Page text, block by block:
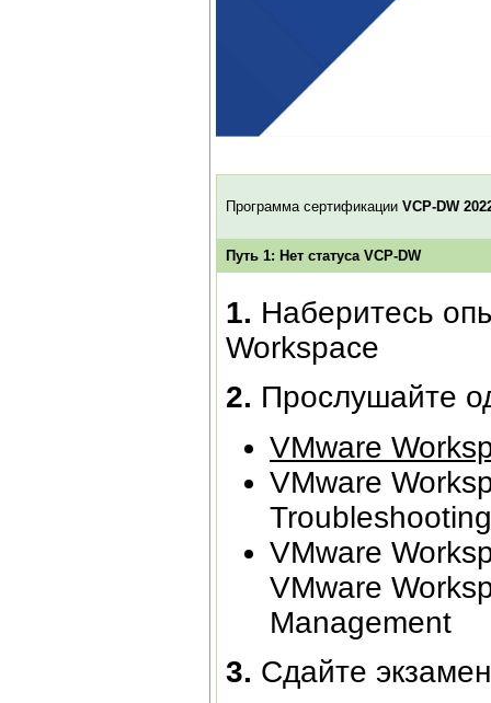
Программа сертификации VCP-DW
Путь 1: Нет статуса VCP-DW
1. Наберитесь
Workspace
2. Прослушайте
VMware
VMware
VMware
VMware
Management
3. Сдайте